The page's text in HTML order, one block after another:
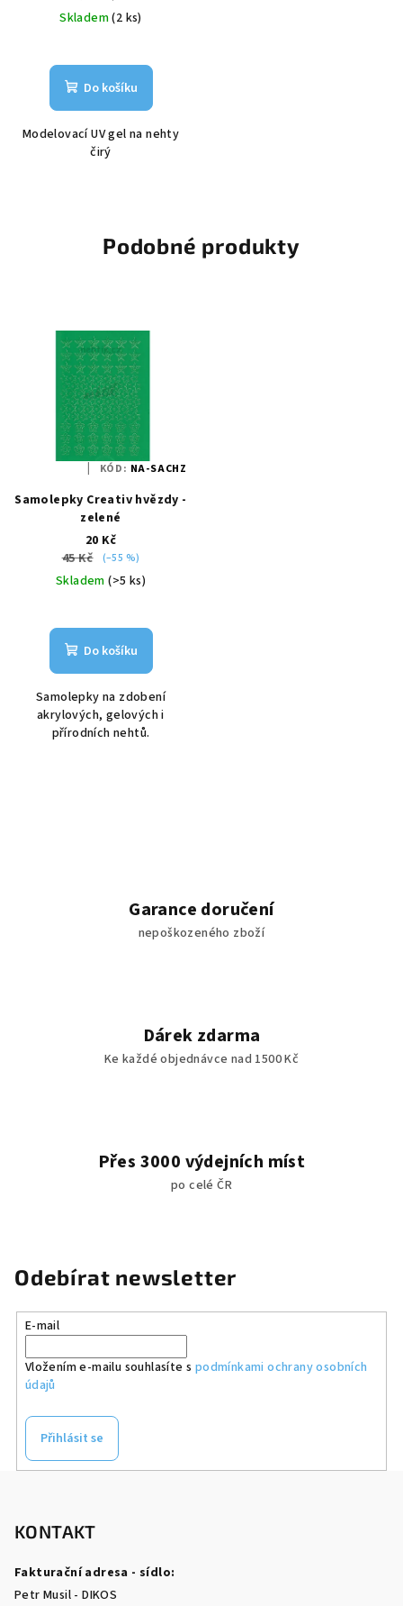
cena:
Skladem(2 ks)
Do košíku
Modelovací UV gel na nehty
čirý
Podobné produkty
Samolepky Creativ hvězdy -
zelené
20 Kč
45 Kč
(–55 %)
Skladem(>5 ks)
Do košíku
Samolepky na zdobení
akrylových, gelových i
přírodních nehtů.
KÓD: NA-SACHZ
Garance doručení
nepoškozeného zboží
Dárek zdarma
Ke každé objednávce nad 1500 Kč
Přes 3000 výdejních míst
po celé ČR
Odebírat newsletter
E-mail
Vložením e-mailu souhlasíte s podmínkami ochrany osobních
údajů
Přihlásit se
KONTAKT
Fakturační adresa - sídlo:
Petr Musil - DIKOS